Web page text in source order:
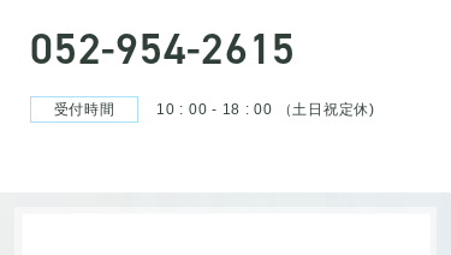
052-954-2615
受付時間 10 : 00 - 18 : 00 （土日祝定休)